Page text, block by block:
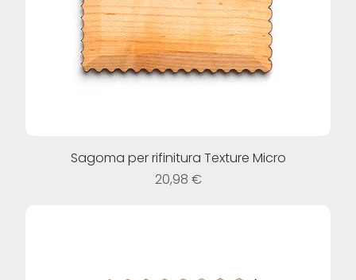
Sagoma per rifinitura Texture Micro
Prezzo
20,98 €